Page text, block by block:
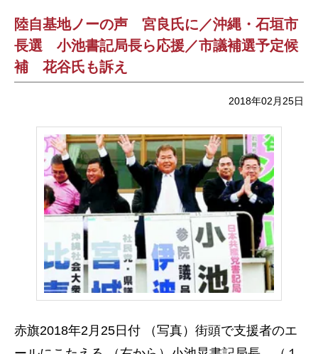
陸自基地ノーの声 宮良氏に／沖縄・石垣市
長選 小池書記局長ら応援／市議補選予定候
補 花谷氏も訴え
2018年02月25日
赤旗2018年2月25日付 （写真）街頭で支援者のエ